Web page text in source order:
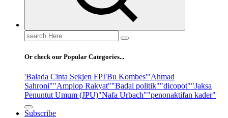
Search
for:
Or check our Popular Categories...
'Balada Cinta Sekjen FPI'Bu Kombes'"Ahmad
Sahroni""Amplop Rakyat""Badai politik""dicopot""Jaksa
Penuntut Umum (JPU)"Nafa Urbach""penonaktifan kader"
Subscribe